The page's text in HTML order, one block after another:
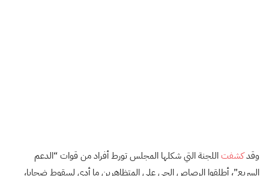
وقدكشفتاللجنة التي شكلها المجلس تورط أفراد من قوات “الدعم
السريع”، أطلقوا الرصاص الحي على المتظاهرين ما أدى لسقوط ضحايا،